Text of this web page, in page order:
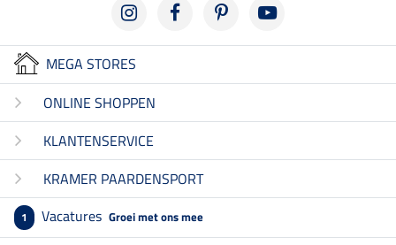
MEGA STORES
ONLINE SHOPPEN
KLANTENSERVICE
KRAMER PAARDENSPORT
1 Vacatures Groei met ons mee